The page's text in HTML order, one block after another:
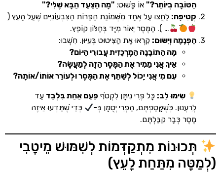
בְּיוֹתֵר?" אוֹ פָּשׁוּט:"מָה הַצַּעַד הַבָּא שֶׁלִּי?"
לַחֲצוּ עַל אֶחָד מִשְּׁמוֹנַת הַפֵּרוֹת הַצִּבְעוֹנִיִּים שֶׁעַל הָעֵץ (
… ). הַמֶּסֶר יֵאוֹר מִיָּד בְּחַלּוֹן קוֹפֵץ.
וְיִשּׂוּם:קִרְאוּ אֶת הַצִּיטוּט בְּעִיּוּן. חִשְׁבוּ:
מָה הַתּוֹבָנָה הַמֶּרְכָּזִית עֲבוּרִי הַיּוֹם?
אֵיךְ אֲנִי מֵמִיר אֶת הַמֶּסֶר הַזֶּה לְמַעֲשֶׂה?
עִם מִי אֲנִי יָכוֹל לְשַׁתֵּף אֶת הַמֶּסֶר וּלְעוֹרֵר אוֹתוֹ/אוֹתָהּ?
שִׂימוּ לֵב:כָּל פְּרִי נִיתָּן לִקְטֹףפַּעַם אַחַת בִּלְבַדעַד
כְּשֶׁקָּטַפְתֶּם, הַפְּרִי יְסֻמָּן בְּ-
כְּדֵי שֶׁתֵּדְעוּ אֵיזֶה
כְּבָר קִבַּלְתֶּם.
מִתְקַדְּמוֹת לְשִׁמּוּשׁ מֵיטָבִי
מִתַּחַת לָעֵץ)